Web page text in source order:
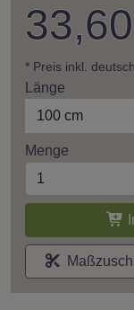
* Preis inkl.
Länge
100 cm
Menge